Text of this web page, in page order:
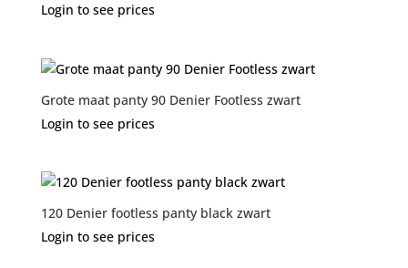
Login to see prices
Grote maat panty 90 Denier Footless zwart
Login to see prices
120 Denier footless panty black zwart
Login to see prices